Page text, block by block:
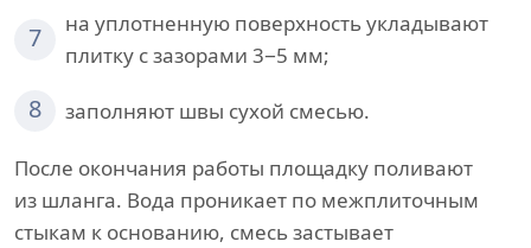
7
на уплотненную поверхность укладывают
плитку с зазорами 3−5 мм;
8 заполняют швы сухой смесью.
После окончания работы площадку поливают
из шланга. Вода проникает по межплиточным
стыкам к основанию, смесь застывает